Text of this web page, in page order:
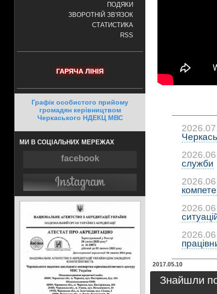
ПОДЯКИ
ЗВОРОТНІЙ ЗВ'ЯЗОК
СТАТИСТИКА
RSS
ГАРЯЧА ЛІНІЯ
Графік особистого прийому
громадян керівництвом
Черкаського НДЕКЦ МВС
МИ В СОЦІАЛЬНИХ МЕРЕЖАХ
facebook
служби
2017.05.10
Знайшли